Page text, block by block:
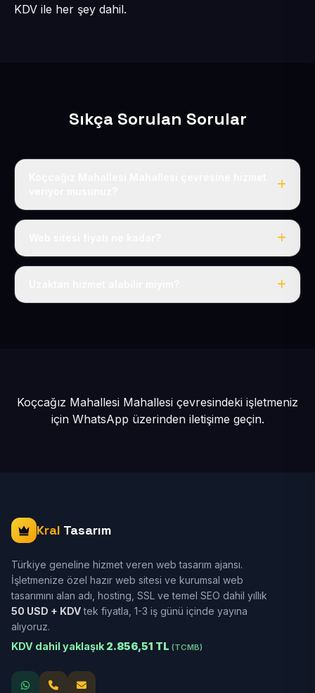
KDV ile her şey dahil.
Sıkça Sorulan Sorular
Evet, Koçcağız Mahallesi dahil tüm Talas Köyler ve
Tek fiyat: yılda 50 USD + KDV, her şey dahil.
Koçcağız Mahallesi Mahallesi çevresindeki işletmeniz
için WhatsApp üzerinden iletişime geçin.
Kral Tasarım
Türkiye geneline hizmet veren web tasarım ajansı.
İşletmenize özel hazır web sitesi ve kurumsal web
tasarımını alan adı, hosting, SSL ve temel SEO dahil yıllık
50 USD + KDVtek fiyatla, 1-3 iş günü içinde yayına
alıyoruz.
KDV dahil yaklaşık 2.856,51 TL (TCMB)